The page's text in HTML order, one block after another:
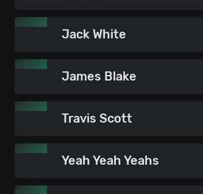
Jack White
James Blake
Travis Scott
Yeah Yeah Yeahs